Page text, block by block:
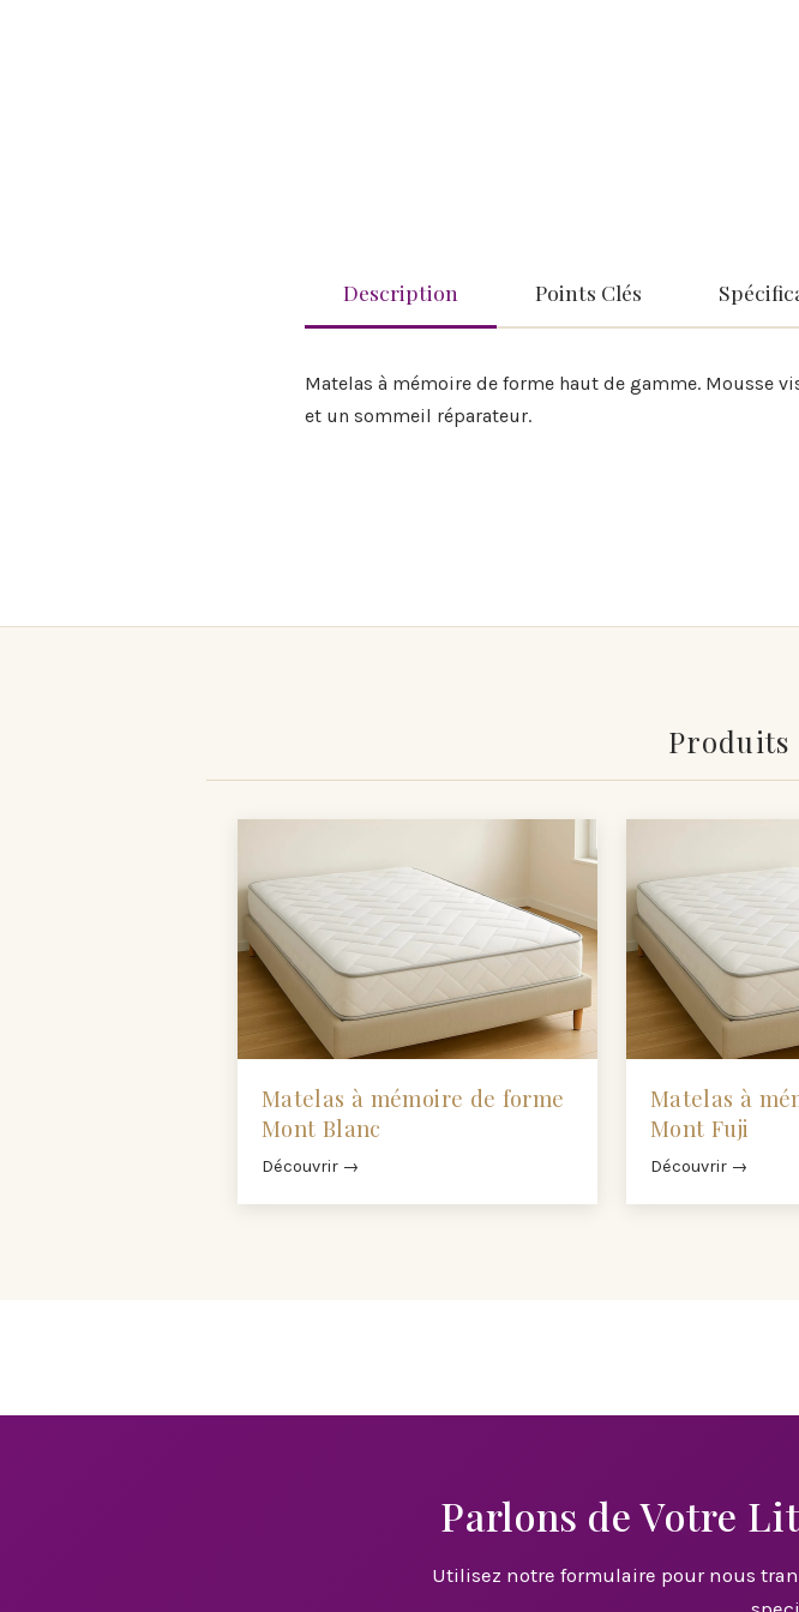
Description Points Clés
Matelas à mémoire de forme haut de gamme. Mousse
et un sommeil réparateur.
Matelas à mémoire de forme
Mont Blanc
Découvrir →
Matelas à
Mont Fuji
Découvrir →
Parlons de Votre
Utilisez notre formulaire pour nous